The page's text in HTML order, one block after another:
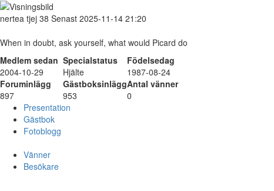
nertea tjej 38 Senast 2025-11-14 21:20
When in doubt, ask yourself, what would Picard do
Medlem sedan Specialstatus
Födelsedag
2004-10-29
Hjälte
1987-08-24
Foruminlägg
GästboksinläggAntal vänner
897
953
0
Presentation
Gästbok
Fotoblogg
Vänner
Besökare